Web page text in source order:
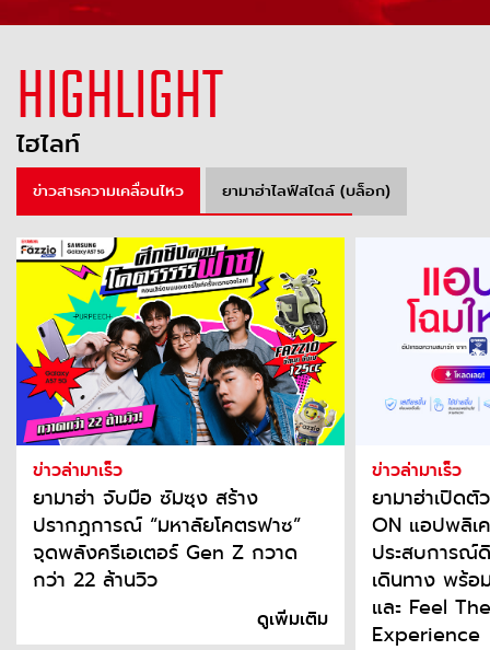
HIGHLIGHT
ไฮไลท์
ข่าวสารความเคลื่อนไหว ยามาฮ่าไลฟ์สไตล์ (บล็อก)
ข่าวล่ามาเร็ว
ยามาฮ่า จับมือ ซัมซุง สร้าง
ปรากฏการณ์ “มหาลัยโคตรฟาซ”
จุดพลังครีเอเตอร์ Gen Z กวาด
กว่า 22 ล้านวิว
ดูเพิ่มเติม
ข่าวล่ามาเร็ว
ยามาฮ่าเปิดตั
ON แอปพลิเ
ประสบการณ์
เดินทาง พร้อ
และ Feel
Experience